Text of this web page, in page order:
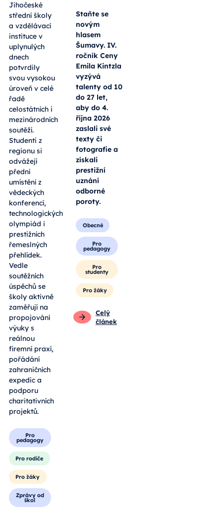
Jihočeské
střední školy
a vzdělávací
instituce v
uplynulých
dnech
potvrdily
svou vysokou
úroveň v celé
řadě
celostátních i
mezinárodních
soutěží.
Studenti z
regionu si
odvážejí
přední
umístění z
vědeckých
konferencí,
technologických
olympiád i
prestižních
řemeslných
přehlídek.
Vedle
soutěžních
úspěchů se
školy aktivně
zaměřují na
propojování
výuky s
reálnou
firemní praxí,
pořádání
zahraničních
expedic a
podporu
charitativních
projektů.
Pro
pedagogy
Pro rodiče
Pro žáky
Zprávy od
škol
Staňte se
novým
hlasem
Šumavy. IV.
ročník Ceny
Emila Kintzla
vyzývá
talenty od 10
do 27 let,
aby do 4.
října 2026
zaslali své
texty či
fotografie a
získali
prestižní
uznání
odborné
poroty.
Obecné
Pro
pedagogy
Pro
studenty
Pro žáky
Celý
článek